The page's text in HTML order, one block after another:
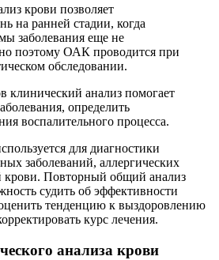
крови позволяет
на ранней стадии, когда
заболевания еще не
поэтому ОАК проводится при
обследовании.
анализ помогает
определить
воспалительного процесса.
для диагностики
заболеваний, аллергических
крови. Повторный общий анализ
судить об эффективности
тенденцию к выздоровлению
курс лечения.
анализа крови